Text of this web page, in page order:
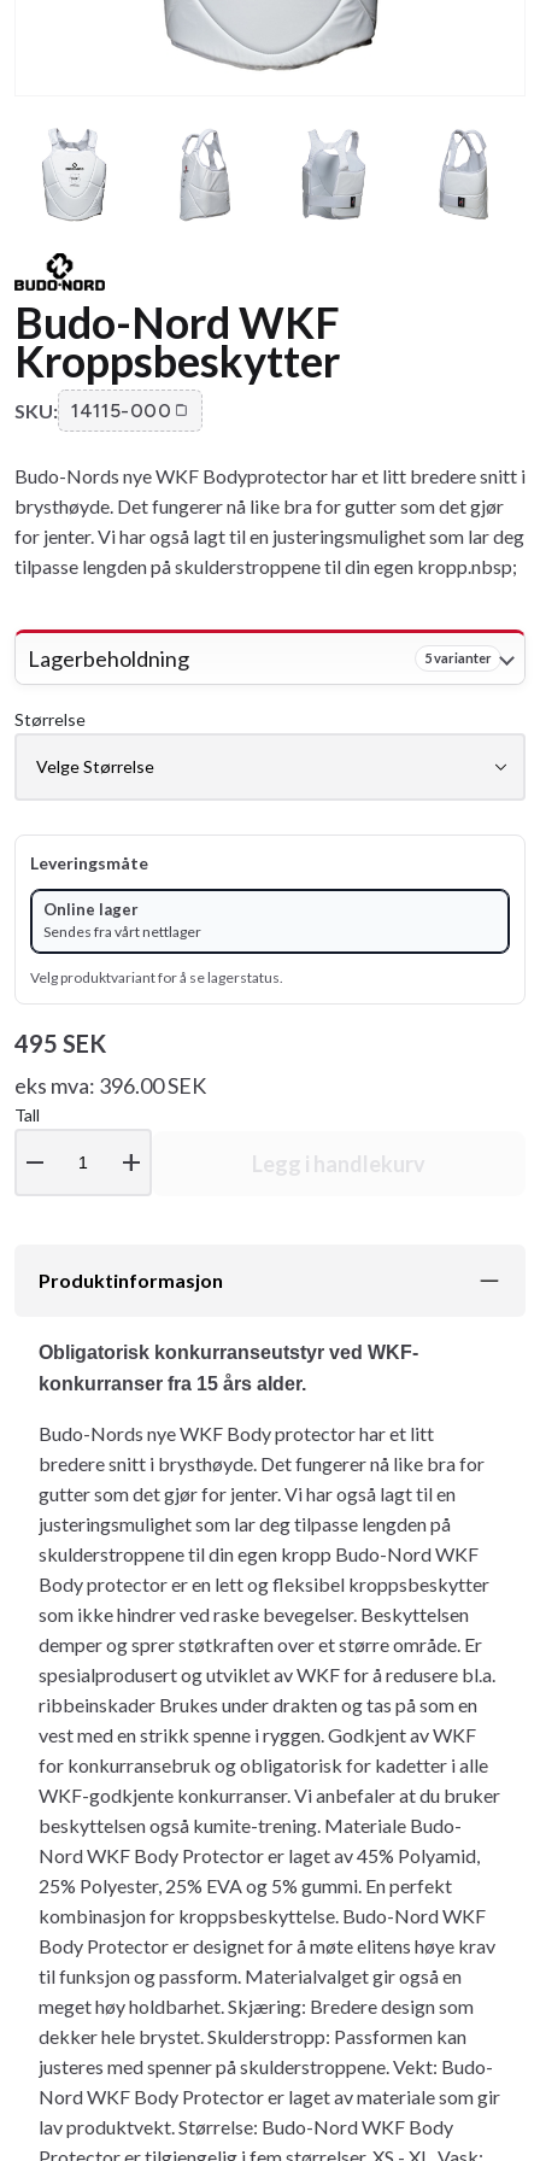
Budo-Nord WKF
Kroppsbeskytter
SKU: 14115-000
Budo-Nords nye WKF Bodyprotector har et litt bredere snitt i
brysthøyde. Det fungerer nå like bra for gutter som det gjør
for jenter. Vi har også lagt til en justeringsmulighet som lar deg
tilpasse lengden på skulderstroppene til din egen kropp.nbsp;
Lagerbeholdning 5 varianter
Størrelse
Leveringsmåte
Online lager
Sendes fra vårt nettlager
Velg produktvariant for å se lagerstatus.
495 SEK
eks mva: 396.00 SEK
Tall
remove add Legg i handlekurv
Produktinformasjon
Obligatorisk konkurranseutstyr ved WKF-
konkurranser fra 15 års alder.
Budo-Nords nye WKF Body protector har et litt
bredere snitt i brysthøyde. Det fungerer nå like bra for
gutter som det gjør for jenter. Vi har også lagt til en
justeringsmulighet som lar deg tilpasse lengden på
skulderstroppene til din egen kropp Budo-Nord WKF
Body protector er en lett og fleksibel kroppsbeskytter
som ikke hindrer ved raske bevegelser. Beskyttelsen
demper og sprer støtkraften over et større område. Er
spesialprodusert og utviklet av WKF for å redusere bl.a.
ribbeinskader Brukes under drakten og tas på som en
vest med en strikk spenne i ryggen. Godkjent av WKF
for konkurransebruk og obligatorisk for kadetter i alle
WKF-godkjente konkurranser. Vi anbefaler at du bruker
beskyttelsen også kumite-trening. Materiale Budo-
Nord WKF Body Protector er laget av 45% Polyamid,
25% Polyester, 25% EVA og 5% gummi. En perfekt
kombinasjon for kroppsbeskyttelse. Budo-Nord WKF
Body Protector er designet for å møte elitens høye krav
til funksjon og passform. Materialvalget gir også en
meget høy holdbarhet. Skjæring: Bredere design som
dekker hele brystet. Skulderstropp: Passformen kan
justeres med spenner på skulderstroppene. Vekt: Budo-
Nord WKF Body Protector er laget av materiale som gir
lav produktvekt. Størrelse: Budo-Nord WKF Body